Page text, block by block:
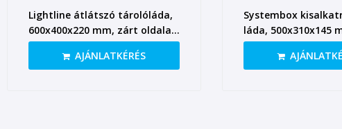
Lightline átlátszó tárolóláda,
600x400x220 mm, zárt oldalak,
nyitott fül
AJÁNLATKÉRÉS
Systembox
láda, 500x310x145